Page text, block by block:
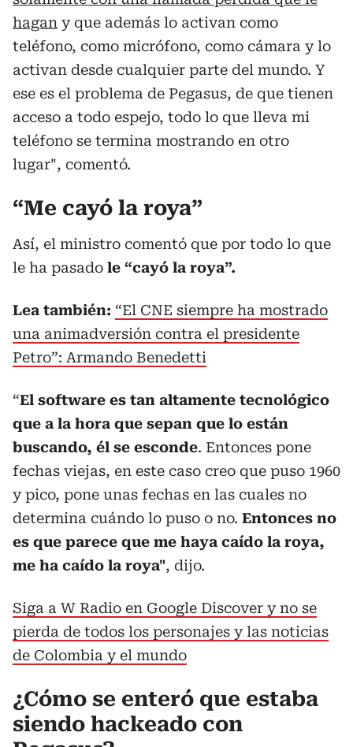
hagan y que además lo activan como
teléfono, como micrófono, como cámara y lo
activan desde cualquier parte del mundo. Y
ese es el problema de Pegasus, de que tienen
acceso a todo espejo, todo lo que lleva mi
teléfono se termina mostrando en otro
lugar", comentó.
“Me cayó la roya”
Así, el ministro comentó que por todo lo que
le ha pasado le “cayó la roya”.
Lea también: “El CNE siempre ha mostrado
una animadversión contra el presidente
Petro”: Armando Benedetti
“El software es tan altamente tecnológico
que a la hora que sepan que lo están
buscando, él se esconde. Entonces pone
fechas viejas, en este caso creo que puso 1960
y pico, pone unas fechas en las cuales no
determina cuándo lo puso o no. Entonces no
es que parece que me haya caído la roya,
me ha caído la roya", dijo.
Siga a W Radio en Google Discover y no se
pierda de todos los personajes y las noticias
de Colombia y el mundo
¿Cómo se enteró que estaba
siendo hackeado con